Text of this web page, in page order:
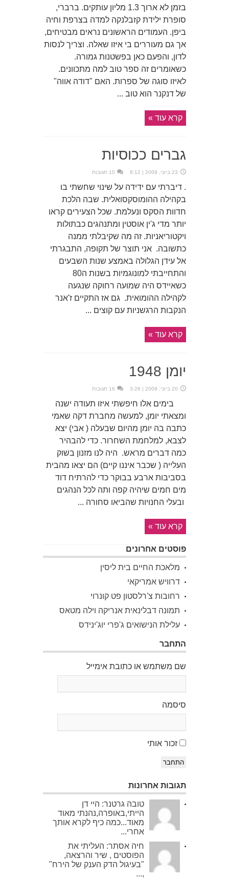
בזמן לא ארוך 1.3 מליון עותקים. ברברי,
סופרת ילידת קזבלנקה למדה בצרפת וחיה
ביפן. העמודים הראשונים נראים מבטיחים,
אך גם מעוררים בי איזו שאלה. וצריך לנסות
לדון, והפעם כאן בפשטנות גמורה.
כשאומרים זה ספר טוב למה מתכוונים.
לאיזו סוגה של ספרות. האם "דודה אווה"
של דנקנר הוא טוב ...
קרא עוד »
גברים ככוסיות
23 ביוני, 2009 | 8:12 10 תגובות
. דיברתי עם ידידה על שינוי שחשתי בו
בקהילה ההומוסקסואלית. שבה הלכת
חדוות הסקס ונעלמת. שכל הצעירים קראו
יותר מדי ג'ין אוסטין ומתנהגים כבתולות
ויקטוריאניות. זה מה שקיבלתי ממנה
כתשובה. אני תוצר של תקופה, התבגרתי
אל עידן הגלולה באמצע שנות השבעים
והתחייבתי למונוגמיות בשנות ה80
כשאיידס היה שמועה רחוקה שנגעה
לקהילה ההומואית. גם אז התקיים ז'אנר
הנקבות הרגשניות עם קוצים ...
קרא עוד »
יומן 1948
20 ביוני, 2009 | 3:26 16 תגובות
בימים אלו חיפשתי איזו תעודה ישנה
ומצאתי יומן, למעשה מחברת דקה שאמי
כתבה בה יומן מהיום שבעלה ( אבי) יצא
לצבא, למלחמת השחרור. כדי להבהיר
כמה דברים מראש. היה לנו מזנון בשוק
העלייה ( שכבר איננו קיים) הם יצאו מהבית
בסביבות ארבע בבוקר כדי להרתיח דוד
מים חמים שיהיה קפה ותה לכל הנהגים
ובעלי החנויות שהביאו סחורה ...
קרא עוד »
פוסטים אחרונים
מלאכת החיים בית ליסין
דרוויש אמריקאי
רחובות צ'רלסטון פט קונרוי
תמונה דבלינאית אנריקה וילה מטאס
עלילת הנישואים ג'פרי יוג'ינידס
התחבר
שם משתמש או כתובת אימייל
סיסמה
זכור אותי
התחבר
תגובות אחרונות
טובה גרטנר: היי דן
הייתי,באופרה,נהנתי מאוד
מאוד...כמה כיף לקרא אותך
אחרי...
חיה אסתר: העליתי את
הפוסטים , שיר והרצאה,
"בעיגול הדק הענק של הירח"
,...